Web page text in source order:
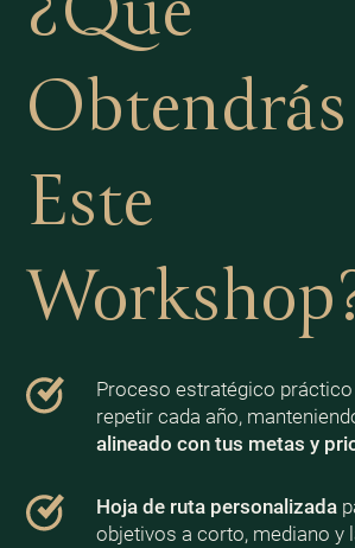
Este
Proceso estratégico
repetir cada año,
alineado con tus metas y
Hoja de ruta personalizada
objetivos a corto, mediano y